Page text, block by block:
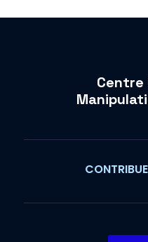
Centre